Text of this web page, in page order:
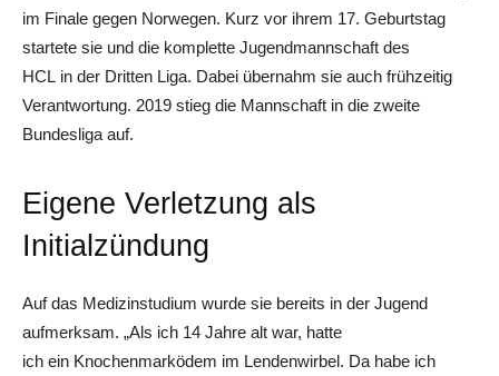
im Finale gegen Norwegen. Kurz vor ihrem 17. Geburtstag
startete sie und die komplette Jugendmannschaft des
HCL in der Dritten Liga. Dabei übernahm sie auch frühzeitig
Verantwortung. 2019 stieg die Mannschaft in die zweite
Bundesliga auf.
Eigene Verletzung als
Initialzündung
Auf das Medizinstudium wurde sie bereits in der Jugend
aufmerksam. „Als ich 14 Jahre alt war, hatte
ich ein Knochenmarködem im Lendenwirbel. Da habe ich